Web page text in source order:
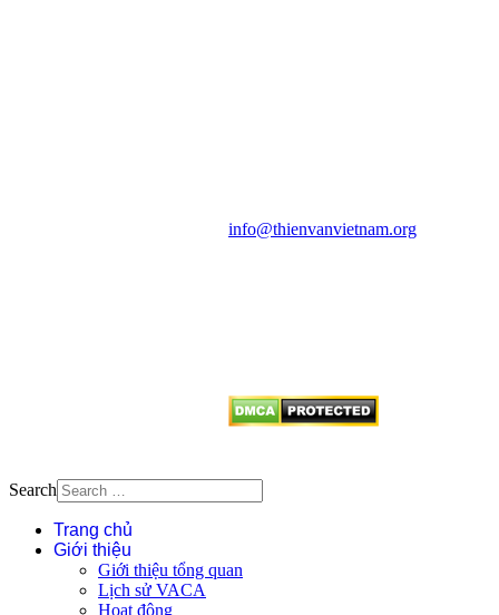
info@thienvanvietnam.org
Search
Trang chủ
Giới thiệu
Giới thiệu tổng quan
Lịch sử VACA
Hoạt động